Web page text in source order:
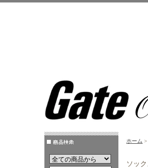
ホーム >
ソック